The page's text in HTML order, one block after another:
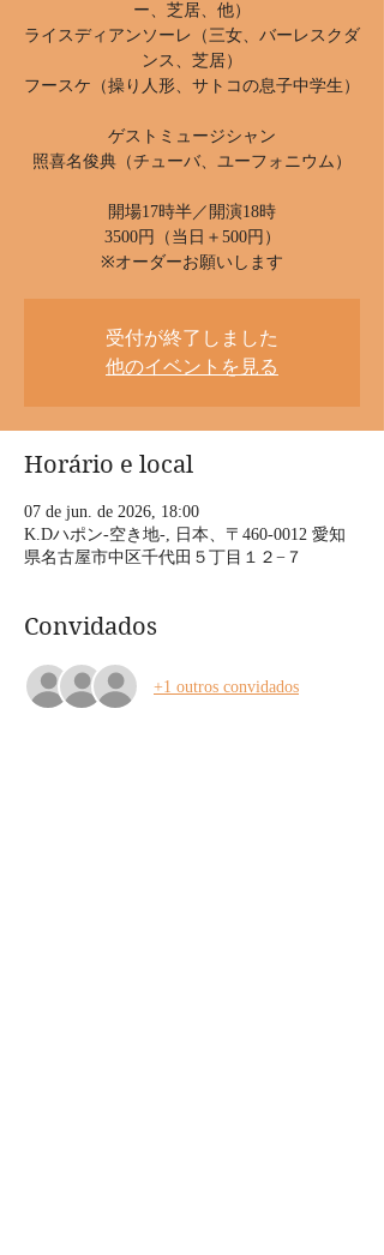
ー、芝居、他）
ライスディアンソーレ（三女、バーレスクダ
ンス、芝居）
フースケ（操り人形、サトコの息子中学生）
ゲストミュージシャン
照喜名俊典（チューバ、ユーフォニウム）
開場17時半／開演18時
3500円（当日＋500円）
※オーダーお願いします
受付が終了しました
他のイベントを見る
Horário e local
07 de jun. de 2026, 18:00
K.Dハポン-空き地-, 日本、〒460-0012 愛知
県名古屋市中区千代田５丁目１２−７
Convidados
+1 outros convidados